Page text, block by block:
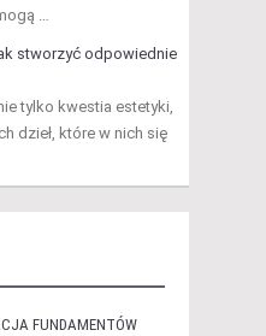
…
stworzyć odpowiednie
tylko kwestia estetyki,
dzieł, które w nich się
FUNDAMENTÓW